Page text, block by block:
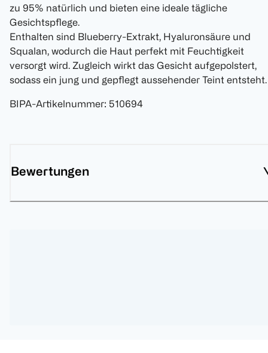
zu 95% natürlich und bieten eine ideale tägliche
Gesichtspflege.
Enthalten sind Blueberry-Extrakt, Hyaluronsäure und
Squalan, wodurch die Haut perfekt mit Feuchtigkeit
versorgt wird. Zugleich wirkt das Gesicht aufgepolstert,
sodass ein jung und gepflegt aussehender Teint entsteht.
BIPA-Artikelnummer: 510694
Bewertungen